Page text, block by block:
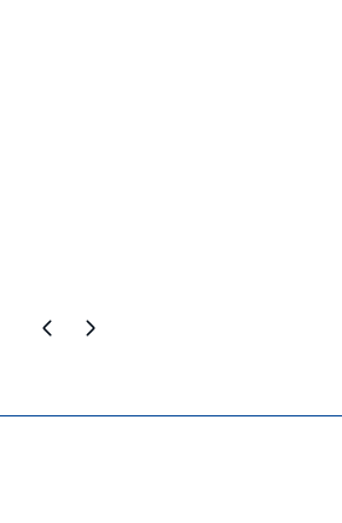
Pagina precedente
Pagina successiva